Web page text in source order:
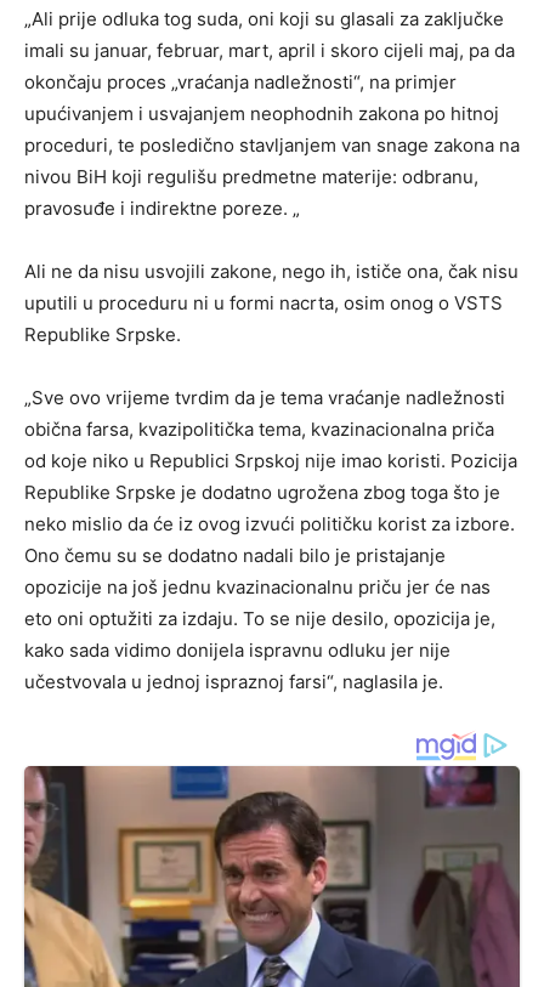
„Ali prije odluka tog suda, oni koji su glasali za zaključke
imali su januar, februar, mart, april i skoro cijeli maj, pa da
okončaju proces „vraćanja nadležnosti“, na primjer
upućivanjem i usvajanjem neophodnih zakona po hitnoj
proceduri, te posledično stavljanjem van snage zakona na
nivou BiH koji regulišu predmetne materije: odbranu,
pravosuđe i indirektne poreze. „
Ali ne da nisu usvojili zakone, nego ih, ističe ona, čak nisu
uputili u proceduru ni u formi nacrta, osim onog o VSTS
Republike Srpske.
„Sve ovo vrijeme tvrdim da je tema vraćanje nadležnosti
obična farsa, kvazipolitička tema, kvazinacionalna priča
od koje niko u Republici Srpskoj nije imao koristi. Pozicija
Republike Srpske je dodatno ugrožena zbog toga što je
neko mislio da će iz ovog izvući političku korist za izbore.
Ono čemu su se dodatno nadali bilo je pristajanje
opozicije na još jednu kvazinacionalnu priču jer će nas
eto oni optužiti za izdaju. To se nije desilo, opozicija je,
kako sada vidimo donijela ispravnu odluku jer nije
učestvovala u jednoj ispraznoj farsi“, naglasila je.